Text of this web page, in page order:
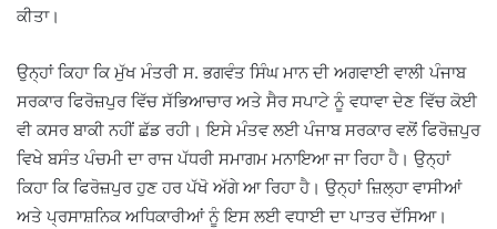
ਕੀਤਾ।
ਉਨ੍ਹਾਂ ਕਿਹਾ ਕਿ ਮੁੱਖ ਮੰਤਰੀ ਸ. ਭਗਵੰਤ ਸਿੰਘ ਮਾਨ ਦੀ ਅਗਵਾਈ ਵਾਲੀ ਪੰਜਾਬ
ਸਰਕਾਰ ਫਿਰੋਜ਼ਪੁਰ ਵਿੱਚ ਸੱਭਿਆਚਾਰ ਅਤੇ ਸੈਰ ਸਪਾਟੇ ਨੂੰ ਵਧਾਵਾ ਦੇਣ ਵਿੱਚ ਕੋਈ
ਵੀ ਕਸਰ ਬਾਕੀ ਨਹੀਂ ਛੱਡ ਰਹੀ। ਇਸੇ ਮੰਤਵ ਲਈ ਪੰਜਾਬ ਸਰਕਾਰ ਵਲੋਂ ਫਿਰੋਜ਼ਪੁਰ
ਵਿਖੇ ਬਸੰਤ ਪੰਚਮੀ ਦਾ ਰਾਜ ਪੱਧਰੀ ਸਮਾਗਮ ਮਨਾਇਆ ਜਾ ਰਿਹਾ ਹੈ। ਉਨ੍ਹਾਂ
ਕਿਹਾ ਕਿ ਫਿਰੋਜ਼ਪੁਰ ਹੁਣ ਹਰ ਪੱਖੋ ਅੱਗੇ ਆ ਰਿਹਾ ਹੈ। ਉਨ੍ਹਾਂ ਜ਼ਿਲ੍ਹਾ ਵਾਸੀਆਂ
ਅਤੇ ਪ੍ਰਸਾਸ਼ਨਿਕ ਅਧਿਕਾਰੀਆਂ ਨੂੰ ਇਸ ਲਈ ਵਧਾਈ ਦਾ ਪਾਤਰ ਦੱਸਿਆ।